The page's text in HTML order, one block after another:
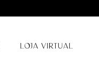
LOJA VIRTUAL